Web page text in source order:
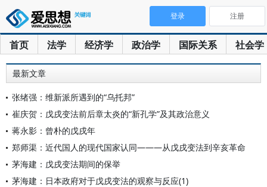
首页 法学 经济学 政治学 国际关系 社会学
登录 注册
最新文章
张绪强：维新派所遇到的“乌托邦”
崔庆贺：戊戌变法前后章太炎的“新孔学”及其政治意义
蒋永影：曾朴的戊戌年
郑师渠：近代国人的现代国家认同———从戊戌变法到辛亥革命
茅海建：戊戌变法期间的保举
茅海建：日本政府对于戊戌变法的观察与反应(1)